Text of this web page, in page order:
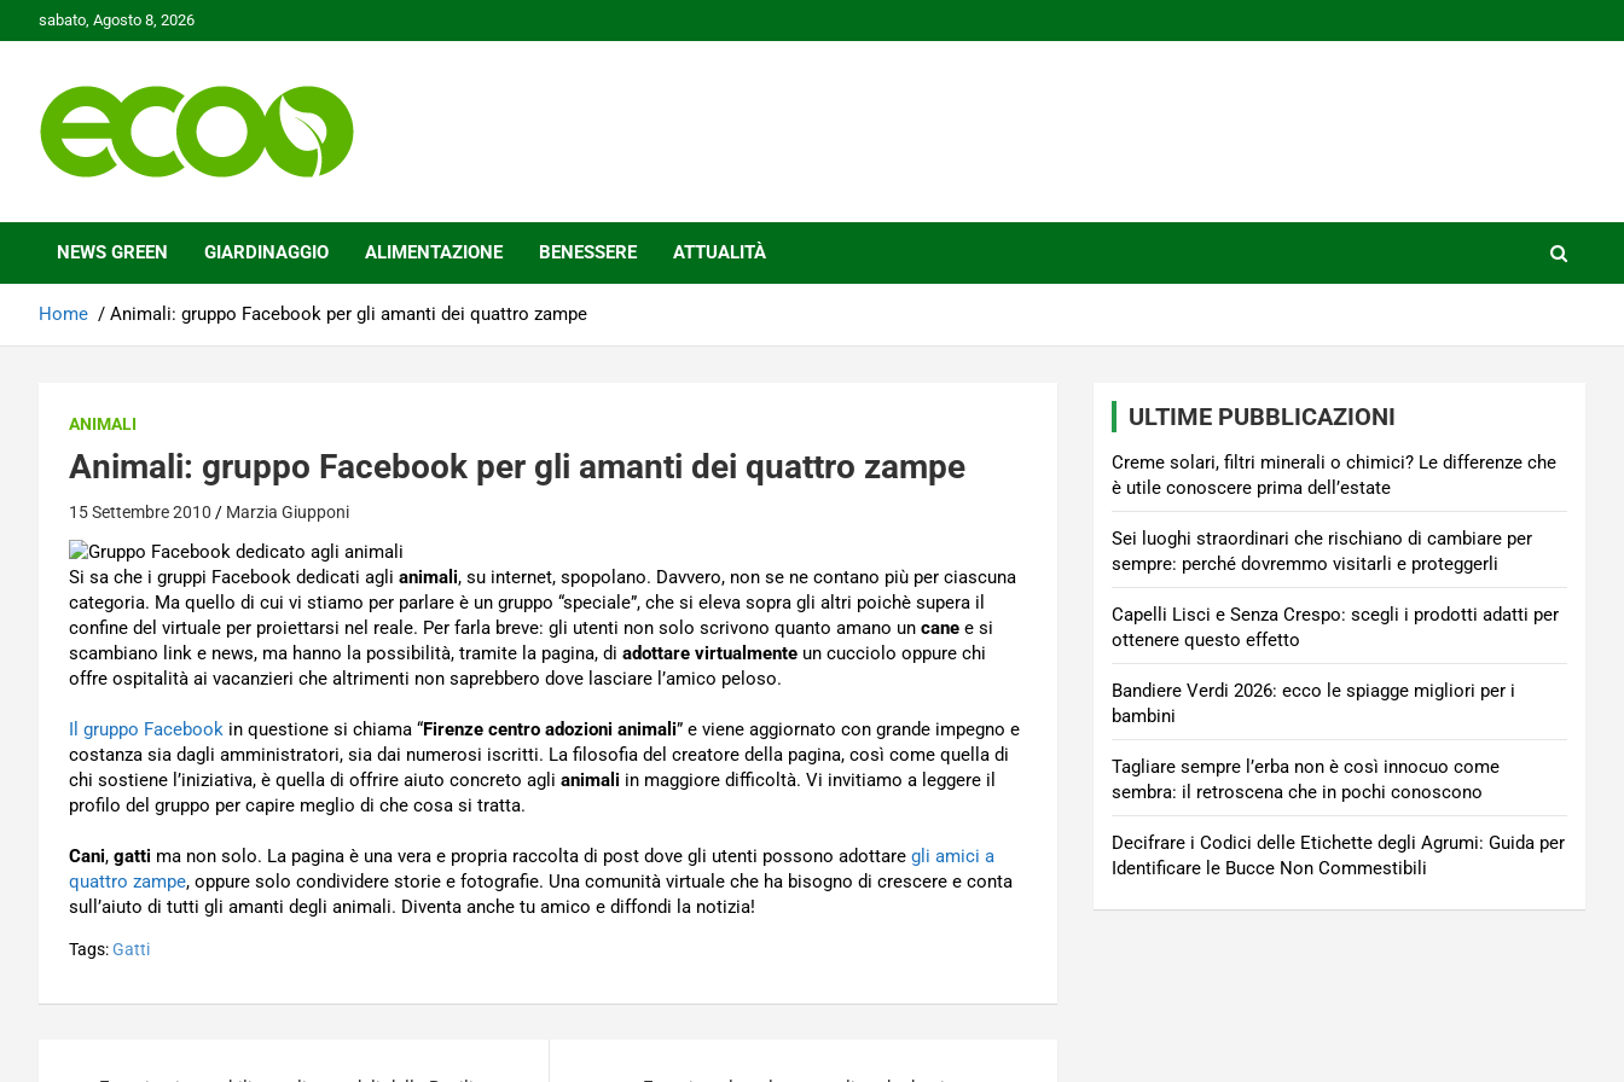
to
sabato, Agosto 8, 2026
Ecoo.it
NEWS GREEN GIARDINAGGIO ALIMENTAZIONE BENESSERE ATTUALITÀ
Home Animali: gruppo Facebook per gli amanti dei quattro zampe
ANIMALI
Animali: gruppo Facebook per gli amanti dei quattro zampe
15 Settembre 2010 Marzia Giupponi
Si sa che i gruppi Facebook dedicati agli animali, su internet, spopolano. Davvero, non se ne contano più per ciascuna
categoria. Ma quello di cui vi stiamo per parlare è un gruppo “speciale”, che si eleva sopra gli altri poichè supera il
confine del virtuale per proiettarsi nel reale. Per farla breve: gli utenti non solo scrivono quanto amano un cane e si
scambiano link e news, ma hanno la possibilità, tramite la pagina, di adottare virtualmente un cucciolo oppure chi
offre ospitalità ai vacanzieri che altrimenti non saprebbero dove lasciare l’amico peloso.
Il gruppo Facebook in questione si chiama “Firenze centro adozioni animali” e viene aggiornato con grande impegno e
costanza sia dagli amministratori, sia dai numerosi iscritti. La filosofia del creatore della pagina, così come quella di
chi sostiene l’iniziativa, è quella di offrire aiuto concreto agli animali in maggiore difficoltà. Vi invitiamo a leggere il
profilo del gruppo per capire meglio di che cosa si tratta.
Cani, gatti ma non solo. La pagina è una vera e propria raccolta di post dove gli utenti possono adottare gli amici a
quattro zampe, oppure solo condividere storie e fotografie. Una comunità virtuale che ha bisogno di crescere e conta
sull’aiuto di tutti gli amanti degli animali. Diventa anche tu amico e diffondi la notizia!
Tags:Gatti
ULTIME PUBBLICAZIONI
Creme solari, filtri minerali o chimici? Le differenze che
è utile conoscere prima dell’estate
Sei luoghi straordinari che rischiano di cambiare per
sempre: perché dovremmo visitarli e proteggerli
Capelli Lisci e Senza Crespo: scegli i prodotti adatti per
ottenere questo effetto
Bandiere Verdi 2026: ecco le spiagge migliori per i
bambini
Tagliare sempre l’erba non è così innocuo come
sembra: il retroscena che in pochi conoscono
Decifrare i Codici delle Etichette degli Agrumi: Guida per
Identificare le Bucce Non Commestibili